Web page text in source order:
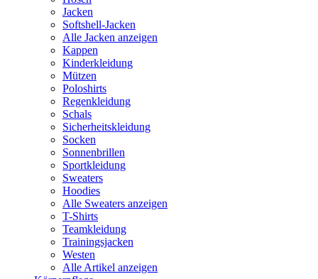
Jacken
Softshell-Jacken
Alle Jacken anzeigen
Kappen
Kinderkleidung
Mützen
Poloshirts
Regenkleidung
Schals
Sicherheitskleidung
Socken
Sonnenbrillen
Sportkleidung
Sweaters
Hoodies
Alle Sweaters anzeigen
T-Shirts
Teamkleidung
Trainingsjacken
Westen
Alle Artikel anzeigen